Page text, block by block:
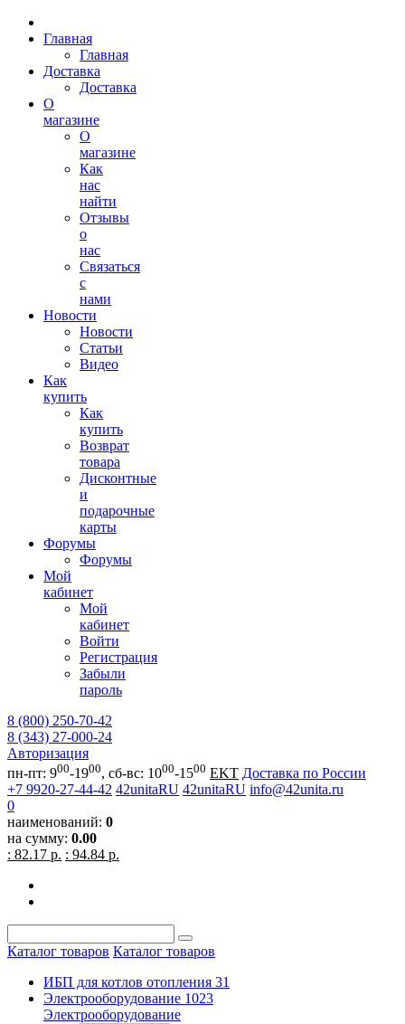
Главная
Главная
Доставка
Доставка
О
магазине
О
магазине
Как
нас
найти
Отзывы
о
нас
Связаться
с
нами
Новости
Новости
Статьи
Видео
Как
купить
Как
купить
Возврат
товара
Дисконтные
и
подарочные
карты
Форумы
Форумы
Мой
кабинет
Мой
кабинет
Войти
Регистрация
Забыли
пароль
8 (800) 250-70-42
8 (343) 27-000-24
Авторизация
пн-пт: 900-1900, сб-вс: 1000-1500 EKT Доставка по России
+7 9920-27-44-42 42unitaRU 42unitaRU info@42unita.ru
0
наименований: 0
на сумму: 0.00
: 82.17 р. : 94.84 р.
Каталог товаров Каталог товаров
ИБП для котлов отопления 31
Электрооборудование 1023
Электрооборудование